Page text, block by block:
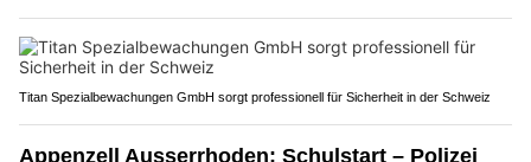
Titan Spezialbewachungen GmbH sorgt professionell für Sicherheit in der Schweiz
Appenzell Ausserrhoden: Schulstart – Polizei